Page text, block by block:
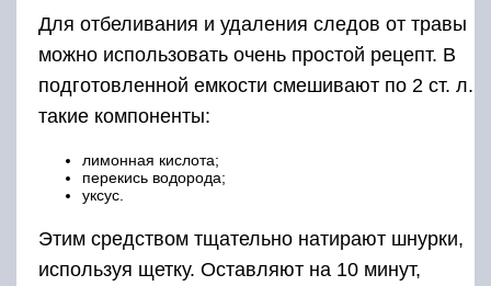
Для отбеливания и удаления следов от травы
можно использовать очень простой рецепт. В
подготовленной емкости смешивают по 2 ст. л.
такие компоненты:
лимонная кислота;
перекись водорода;
уксус.
Этим средством тщательно натирают шнурки,
используя щетку. Оставляют на 10 минут,